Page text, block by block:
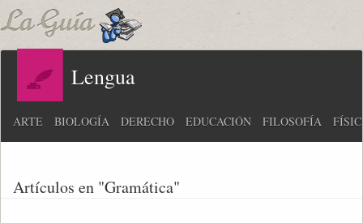
Lengua
ARTE BIOLOGÍA DERECHO EDUCACIÓN FILOSOFÍA
Artículos en "Gramática"